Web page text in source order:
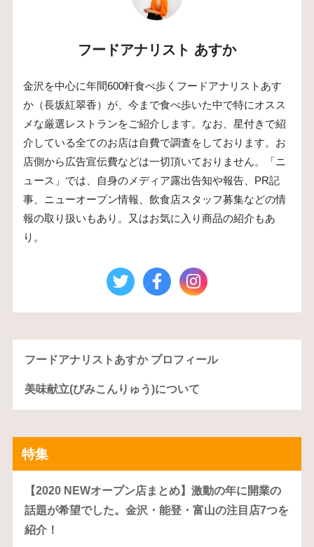
フードアナリスト あすか
金沢を中心に年間600軒食べ歩くフードアナリストあす
か（長坂紅翠香）が、今まで食べ歩いた中で特にオスス
メな厳選レストランをご紹介します。なお、星付きで紹
介している全てのお店は自費で調査をしております。お
店側から広告宣伝費などは一切頂いておりません。「ニ
ュース」では、自身のメディア露出告知や報告、PR記
事、ニューオープン情報、飲食店スタッフ募集などの情
報の取り扱いもあり。又はお気に入り商品の紹介もあ
り。
フードアナリストあすか プロフィール
美味献立(びみこんりゅう)について
特集
【2020 NEWオープン店まとめ】激動の年に開業の
話題が希望でした。金沢・能登・富山の注目店7つを
紹介！